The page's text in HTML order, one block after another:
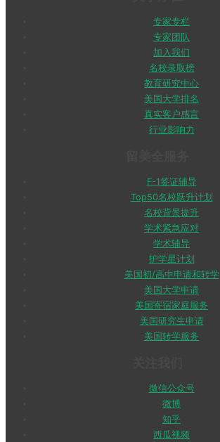
专家专栏
专家团队
加入我们
名校录取榜
教育研究中心
美国大学排名
真实客户感言
行业影响力
F-1签证辅导
Top50名校跃升计划
名校背景提升
学术紧急应对
学术辅导
护学星计划
美国初/高中申请和转学
美国大学申请
美国寄宿家庭服务
美国研究生申请
美国转学服务
微信公众号
微博
知乎
西瓜视频